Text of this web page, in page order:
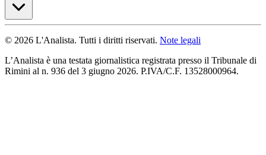
© 2026 L'Analista. Tutti i diritti riservati. Note legali
L’Analista è una testata giornalistica registrata presso il Tribunale di
Rimini al n. 936 del 3 giugno 2026. P.IVA/C.F. 13528000964.